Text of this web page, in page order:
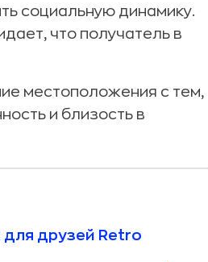
социальную динамику.
что получатель в
местоположения с тем,
и близость в
для друзей Retro